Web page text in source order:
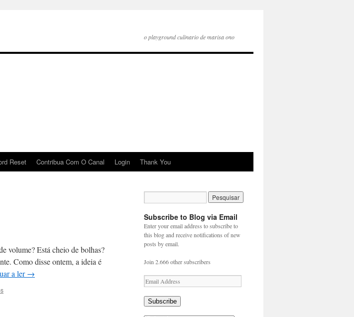
o playground culinario de marisa ono
Reset Contribua Com O Canal Login Thank You
volume? Está cheio de bolhas?
Como disse ontem, a ideia é
a ler→
Subscribe to Blog via Email
Enter your email address to subscribe to
this blog and receive notifications of new
posts by email.
Join 2.666 other subscribers
Email
Address
Subscribe